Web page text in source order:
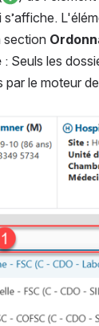
section
: Seuls les
par le moteur